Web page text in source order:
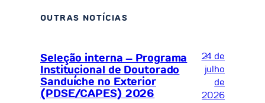
OUTRAS NOTÍCIAS
Seleção interna – Programa
Institucional de Doutorado
Sanduíche no Exterior
(PDSE/CAPES) 2026
24 de
julho
de
2026